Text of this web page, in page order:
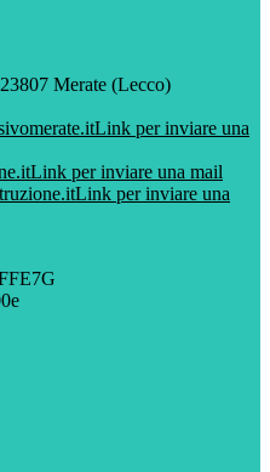
Merate (Lecco)
Link per inviare una
Link per inviare una mail
Link per inviare una